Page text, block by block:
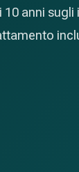
anni sugli